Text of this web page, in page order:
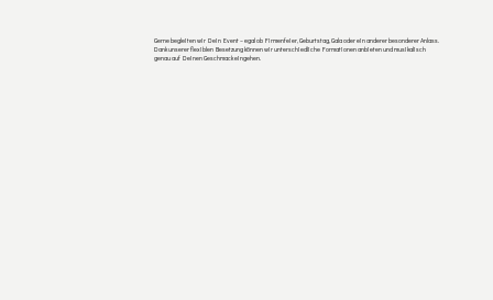
Gerne begleiten wir Dein Event – egal ob Firmenfeier, Geburtstag, Gala oder ein anderer besonderer Anlass.
Dank unserer flexiblen Besetzung können wir unterschiedliche Formationen anbieten und musikalisch
genau auf Deinen Geschmack eingehen.